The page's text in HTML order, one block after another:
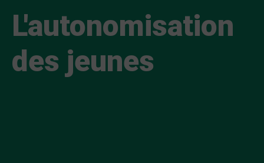
L'autonomisation
des jeunes